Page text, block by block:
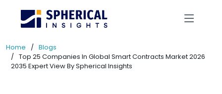
Home
Blogs
Top 25 Companies In Global Smart Contracts Market 2026
2035 Expert View By Spherical Insights